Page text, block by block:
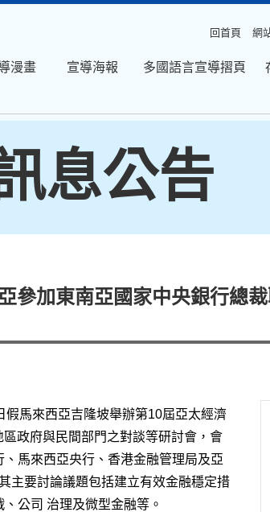
回首頁 網
漫畫 宣導海報 多國語言宣導摺頁
息公告
參加東南亞國家中央銀行總
馬來西亞吉隆坡舉辦第10屆亞太經濟
政府與民間部門之對談等研討會，會
馬來西亞央行、香港金融管理局及亞
主要討論議題包括建立有效金融穩定措
公司 治理及微型金融等。